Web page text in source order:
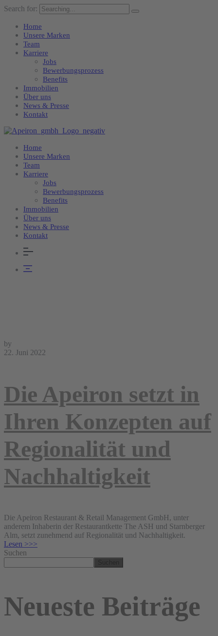
Search for:
Home
Unsere Marken
Team
Karriere
Jobs
Bewerbungsprozess
Benefits
Immobilien
Über uns
News & Presse
Kontakt
Home
Unsere Marken
Team
Karriere
Jobs
Bewerbungsprozess
Benefits
Immobilien
Über uns
News & Presse
Kontakt
by
22. Juni 2022
Die Apeiron setzt in
Ihren Konzepten auf
Regionalität und
Nachhaltigkeit
Die Apeiron Restaurant & Retail Management GmbH, unter
anderem Inhaberin der Restaurantkette The ASH und Starnberger
Alm, setzt zunehmend auf Regionalität und Nachhaltigkeit.
Lesen >>>
Suchen
Neueste Beiträge